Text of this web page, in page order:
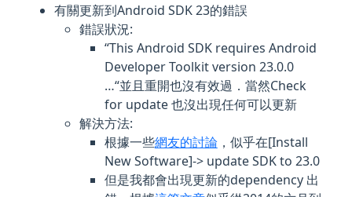
有關更新到Android SDK 23的錯誤
錯誤狀況:
“This Android SDK requires Android
Developer Toolkit version 23.0.0
…“並且重開也沒有效過．當然Check
for update 也沒出現任何可以更新
解決方法:
根據一些網友的討論，似乎在[Install
New Software]-> update SDK to 23.0
但是我都會出現更新的dependency 出